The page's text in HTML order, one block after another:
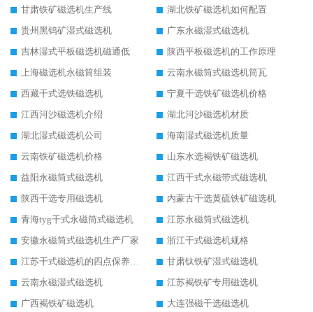
甘肃铁矿磁选机生产线
湖北铁矿磁选机如何配置
贵州黑钨矿湿式磁选机
广东永磁湿式磁选机
吉林湿式平板磁选机磁通低
陕西平板磁选机的工作原理
上海磁选机永磁筒组装
云南永磁筒式磁选机筒瓦
西藏干式选铁磁选机
宁夏干选铁矿磁选机价格
江西河沙磁选机介绍
湖北河沙磁选机材质
湖北湿式磁选机公司
海南湿式磁选机质量
云南铁矿磁选机价格
山东水选褐铁矿磁选机
益阳永磁筒式磁选机
江西干式永磁带式磁选机
陕西干选专用磁选机
内蒙古干选黄硫铁矿磁选机
青海tyg干式永磁筒式磁选机
江苏永磁筒式磁选机
安徽永磁筒式磁选机生产厂家
浙江干式磁选机规格
江苏干式磁选机的四点保养秘籍
甘肃钛铁矿湿式磁选机
云南永磁湿式磁选机
江苏褐铁矿专用磁选机
广西褐铁矿磁选机
大连强磁干选磁选机